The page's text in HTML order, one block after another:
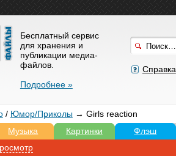
Справка
Бесплатный сервис
для хранения и
публикации медиа-
файлов.
Подробнее »
/ Юмор/Приколы→ Girls reaction
Музыка Картинки Флэш